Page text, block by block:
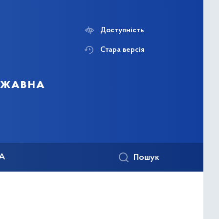
Доступність
Стара версія
Пошук